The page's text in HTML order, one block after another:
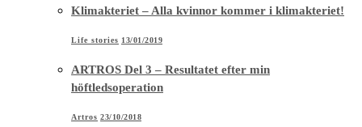
Klimakteriet – Alla kvinnor kommer i klimakteriet!
Life stories 13/01/2019
ARTROS Del 3 – Resultatet efter min
höftledsoperation
Artros 23/10/2018